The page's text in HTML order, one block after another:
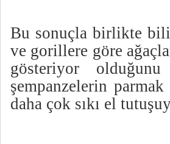
Bu sonuçla birlikte
ve gorillere göre
gösteriyor
şempanzelerin
daha çok sıkı el